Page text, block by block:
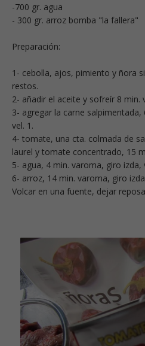
-700 gr. agua
- 300 gr. arroz bomba "la fallera"
Preparación:
1- cebolla, ajos, pimiento y ñora
restos.
2- añadir el aceite y sofreír 8 min.
3- agregar la carne
vel. 1.
4- tomate, una cta. colmada de
laurel y tomate concentrado, 15
5- agua, 4 min. varoma, giro izda,
6- arroz, 14 min. varoma, giro
Volcar en una fuente, dejar